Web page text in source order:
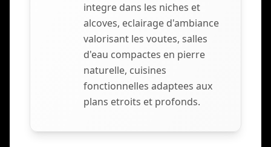
integre dans les niches et
alcoves, eclairage d'ambiance
valorisant les voutes, salles
d'eau compactes en pierre
naturelle, cuisines
fonctionnelles adaptees aux
plans etroits et profonds.